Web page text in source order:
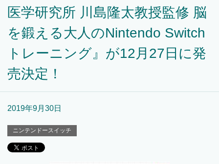
医学研究所 川島隆太教授監修 脳
を鍛える大人のNintendo Switch
トレーニング』が12月27日に発
売決定！
2019年9月30日
ニンテンドースイッチ